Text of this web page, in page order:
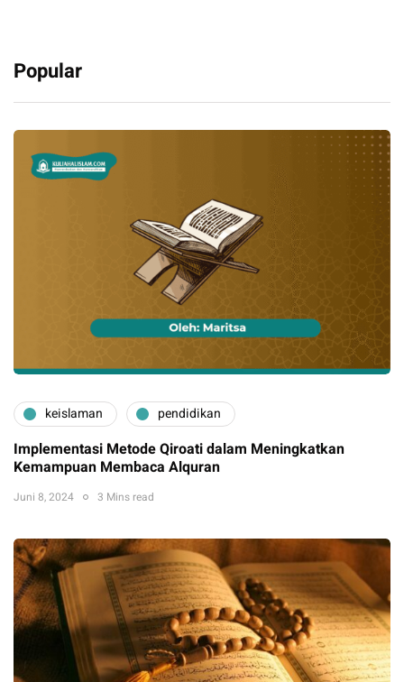
Popular
keislaman pendidikan
Implementasi Metode Qiroati dalam Meningkatkan
Kemampuan Membaca Alquran
Juni 8, 2024 3 Mins read